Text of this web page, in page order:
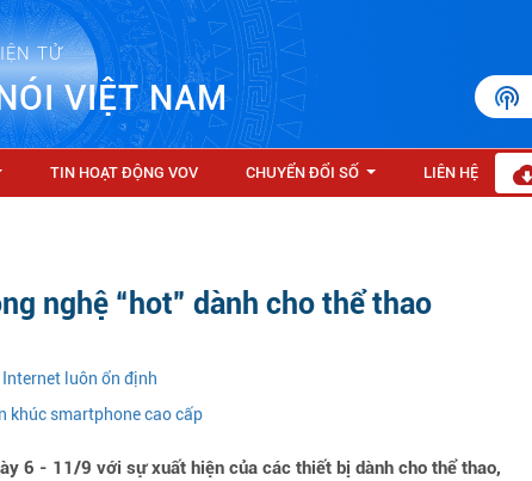
TỬ
VIỆT NAM
TIN HOẠT ĐỘNG VOV CHUYỂN ĐỔI SỐ LIÊN HỆ
nghệ “hot” dành cho thể thao
luôn ổn định
khúc smartphone cao cấp
6 - 11/9 với sự xuất hiện của các thiết bị dành cho thể thao,